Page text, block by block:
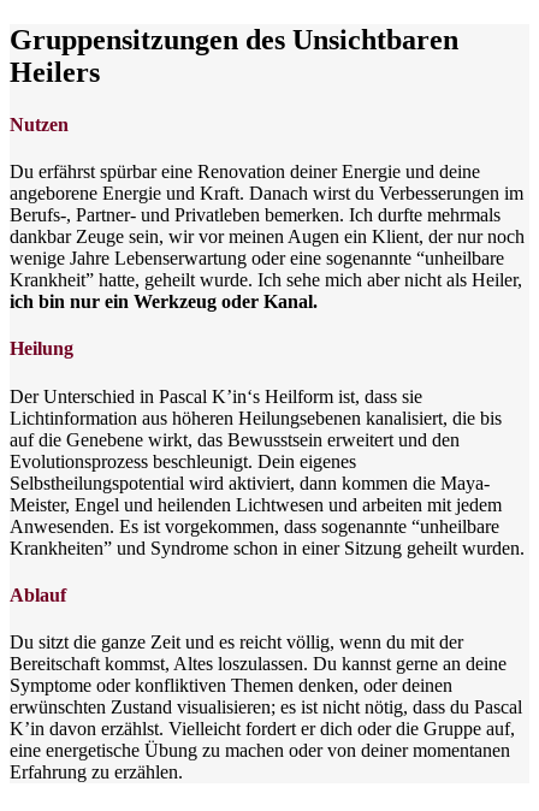
Gruppensitzungen des Unsichtbaren
Heilers
Nutzen
Du erfährst spürbar eine Renovation deiner Energie und deine
angeborene Energie und Kraft. Danach wirst du Verbesserungen im
Berufs-, Partner- und Privatleben bemerken. Ich durfte mehrmals
dankbar Zeuge sein, wir vor meinen Augen ein Klient, der nur noch
wenige Jahre Lebenserwartung oder eine sogenannte “unheilbare
Krankheit” hatte, geheilt wurde. Ich sehe mich aber nicht als Heiler,
ich bin nur ein Werkzeug oder Kanal.
Heilung
Der Unterschied in Pascal K’in‘s Heilform ist, dass sie
Lichtinformation aus höheren Heilungsebenen kanalisiert, die bis
auf die Genebene wirkt, das Bewusstsein erweitert und den
Evolutionsprozess beschleunigt. Dein eigenes
Selbstheilungspotential wird aktiviert, dann kommen die Maya-
Meister, Engel und heilenden Lichtwesen und arbeiten mit jedem
Anwesenden. Es ist vorgekommen, dass sogenannte “unheilbare
Krankheiten” und Syndrome schon in einer Sitzung geheilt wurden.
Ablauf
Du sitzt die ganze Zeit und es reicht völlig, wenn du mit der
Bereitschaft kommst, Altes loszulassen. Du kannst gerne an deine
Symptome oder konfliktiven Themen denken, oder deinen
erwünschten Zustand visualisieren; es ist nicht nötig, dass du Pascal
K’in davon erzählst. Vielleicht fordert er dich oder die Gruppe auf,
eine energetische Übung zu machen oder von deiner momentanen
Erfahrung zu erzählen.